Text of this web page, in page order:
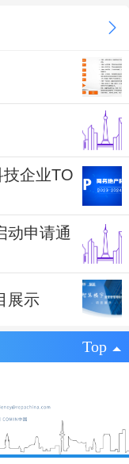
企业TO
动申请通
展示
Top